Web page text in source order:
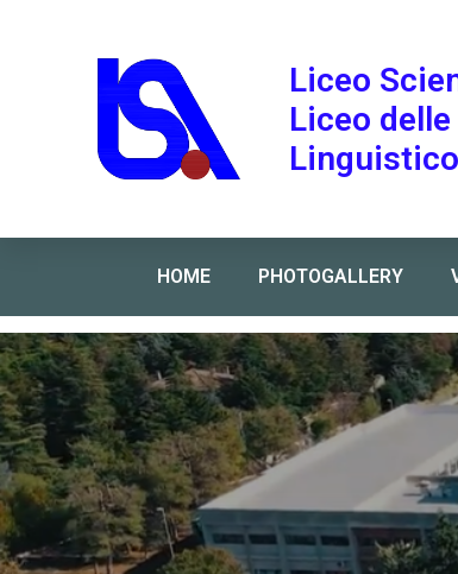
Liceo
Liceo
Linguistico
HOME PHOTOGALLERY
Home»Calendario prove invalsi